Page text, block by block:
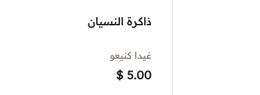
ذاكرة النسيان
غيدا كنيعو
$ 5.00